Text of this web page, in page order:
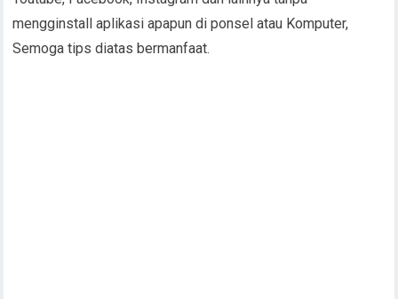
mengginstall aplikasi apapun di ponsel atau Komputer,
Semoga tips diatas bermanfaat.